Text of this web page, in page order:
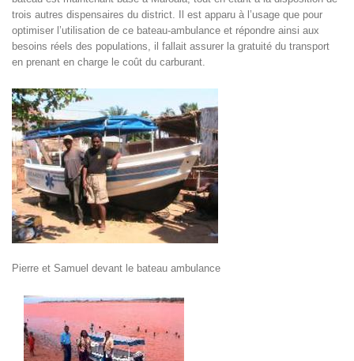
trois autres dispensaires du district. Il est apparu à l’usage que pour
optimiser l’utilisation de ce bateau-ambulance et répondre ainsi aux
besoins réels des populations, il fallait assurer la gratuité du transport
en prenant en charge le coût du carburant.
Pierre et Samuel devant le bateau ambulance